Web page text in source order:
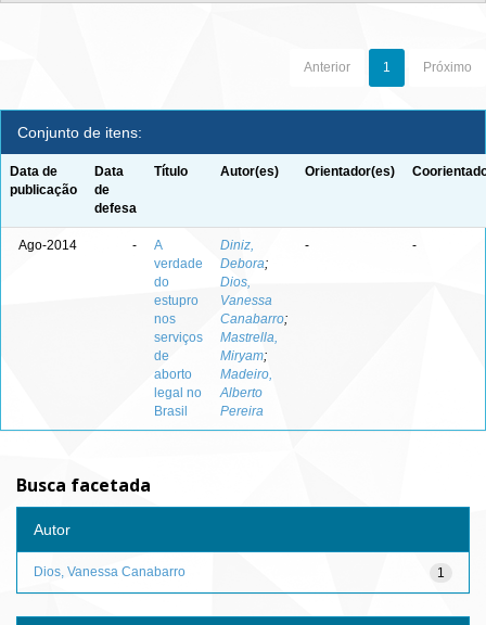
Anterior 1 Próximo
Conjunto de itens:
Data de
publicação
Data
de
defesa
Título Autor(es) Orientador(es)
Ago-2014 -
A
verdade
do
estupro
nos
serviços
de
aborto
legal no
Brasil
Diniz,
Debora;
Dios,
Vanessa
Canabarro;
Mastrella,
Miryam;
Madeiro,
Alberto
Pereira
- -
Busca facetada
Autor
1
Dios, Vanessa Canabarro